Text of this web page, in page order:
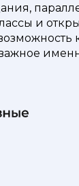
и